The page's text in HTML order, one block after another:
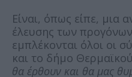
Είναι, όπως είπε, μια
έλευσης των
εμπλέκονται όλοι οι
και το δήμο
θα έρθουν και θα μας